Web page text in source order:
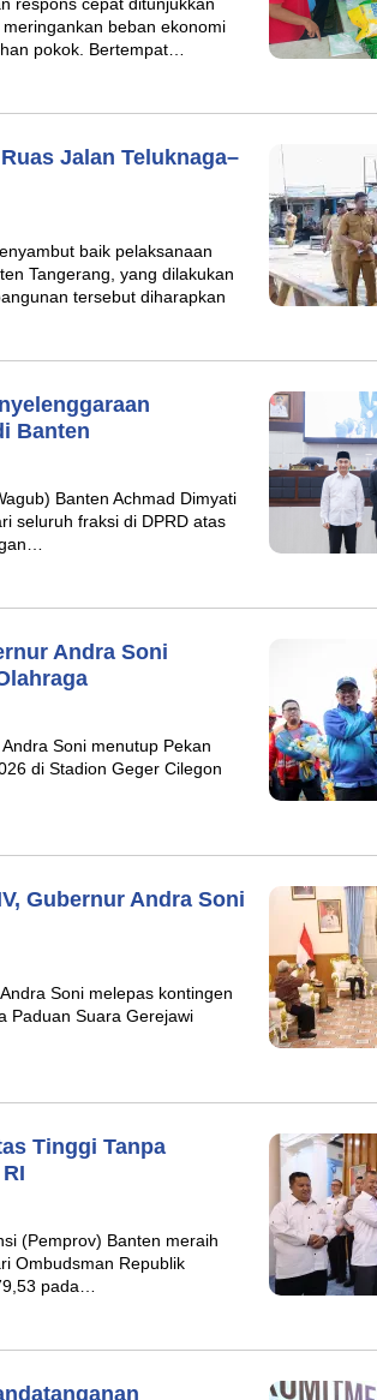
beban ekonomi
pokok. Bertempat…
Jalan Teluknaga–
baik pelaksanaan
Tangerang, yang dilakukan
tersebut diharapkan
Banten
Banten Achmad Dimyati
seluruh fraksi di DPRD atas
Andra Soni
Soni menutup Pekan
di Stadion Geger Cilegon
Gubernur Andra Soni
Soni melepas kontingen
Paduan Suara Gerejawi
Tinggi Tanpa
(Pemprov) Banten meraih
Ombudsman Republik
pada…